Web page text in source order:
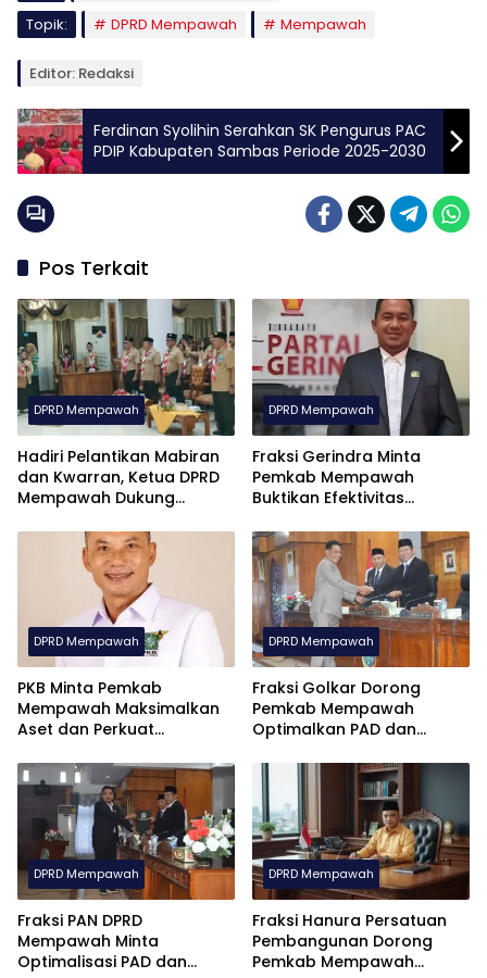
Topik:
DPRD Mempawah Mempawah
Editor: Redaksi
Ferdinan Syolihin Serahkan SK Pengurus PAC
PDIP Kabupaten Sambas Periode 2025-2030
Pos Terkait
DPRD Mempawah
Hadiri Pelantikan Mabiran
dan Kwarran, Ketua DPRD
Mempawah Dukung
Pramuka
DPRD Mempawah
Fraksi Gerindra Minta
Pemkab Mempawah
Buktikan Efektivitas
Kemiskinan dan
Pengangguran
DPRD Mempawah
PKB Minta Pemkab
Mempawah Maksimalkan
Aset dan Perkuat
DPRD Mempawah
Fraksi Golkar Dorong
Pemkab Mempawah
Optimalkan PAD dan
Anggaran
DPRD Mempawah
Fraksi PAN DPRD
Mempawah Minta
Optimalisasi PAD dan
DPRD Mempawah
Fraksi Hanura Persatuan
Pembangunan Dorong
Pemkab Mempawah